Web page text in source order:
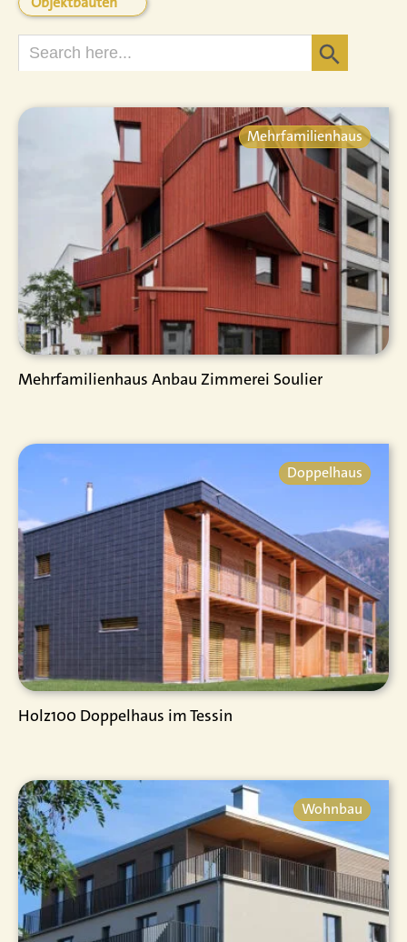
Search
for:
Search Button
Mehrfamilienhaus
Mehrfamilienhaus Anbau Zimmerei Soulier
Doppelhaus
Holz100 Doppelhaus im Tessin
Wohnbau